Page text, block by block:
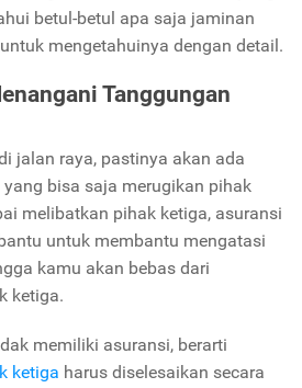
betul-betul apa saja jaminan
mengetahuinya dengan detail.
Tanggungan
jalan raya, pastinya akan ada
bisa saja merugikan pihak
melibatkan pihak ketiga, asuransi
untuk membantu mengatasi
kamu akan bebas dari
ketiga.
memiliki asuransi, berarti
ketiga harus diselesaikan secara